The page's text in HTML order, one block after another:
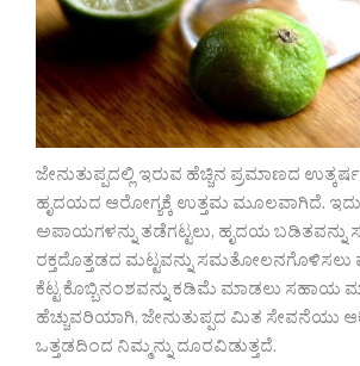
ಜೇನುತುಪ್ಪದಲ್ಲಿ ಇರುವ ಹೆಚ್ಚಿನ ಪ್ರಮಾಣದ
ಹೃದಯದ ಆರೋಗ್ಯಕ್ಕೆ ಉತ್ತಮ ಮೂಲವಾಗಿದೆ.
ಅಪಾಯಗಳನ್ನು ತಡೆಗಟ್ಟಲು, ಹೃದಯ ಬಡಿತವನ್ನು
ರಕ್ತದೊತ್ತಡದ ಮಟ್ಟವನ್ನು ಸಮತೋಲನಗೊಳಿಸಲು
ಕೆಟ್ಟ ಕೊಬ್ಬಿನಂಶವನ್ನು ಕಡಿಮೆ ಮಾಡಲು ಸಹಾಯ
ಹೆಚ್ಚುವರಿಯಾಗಿ, ಜೇನುತುಪ್ಪದ ಮಿತ ಸೇವನೆಯು
ಒತ್ತಡದಿಂದ ನಿಮ್ಮನ್ನು ದೂರವಿಡುತ್ತದೆ.